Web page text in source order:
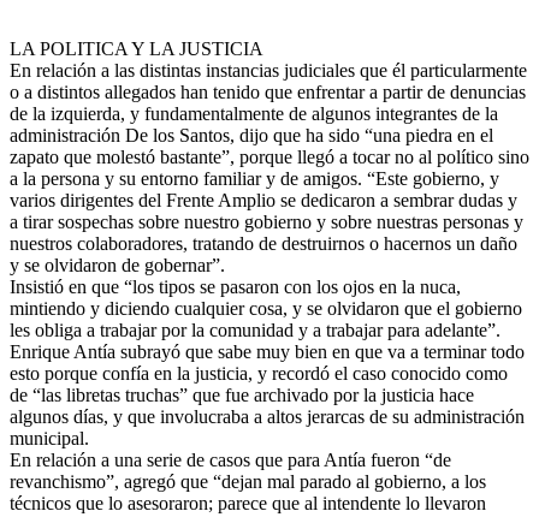
LA POLITICA Y LA JUSTICIA
En relación a las distintas instancias judiciales que él particularmente
o a distintos allegados han tenido que enfrentar a partir de denuncias
de la izquierda, y fundamentalmente de algunos integrantes de la
administración De los Santos, dijo que ha sido “una piedra en el
zapato que molestó bastante”, porque llegó a tocar no al político sino
a la persona y su entorno familiar y de amigos. “Este gobierno, y
varios dirigentes del Frente Amplio se dedicaron a sembrar dudas y
a tirar sospechas sobre nuestro gobierno y sobre nuestras personas y
nuestros colaboradores, tratando de destruirnos o hacernos un daño
y se olvidaron de gobernar”.
Insistió en que “los tipos se pasaron con los ojos en la nuca,
mintiendo y diciendo cualquier cosa, y se olvidaron que el gobierno
les obliga a trabajar por la comunidad y a trabajar para adelante”.
Enrique Antía subrayó que sabe muy bien en que va a terminar todo
esto porque confía en la justicia, y recordó el caso conocido como
de “las libretas truchas” que fue archivado por la justicia hace
algunos días, y que involucraba a altos jerarcas de su administración
municipal.
En relación a una serie de casos que para Antía fueron “de
revanchismo”, agregó que “dejan mal parado al gobierno, a los
técnicos que lo asesoraron; parece que al intendente lo llevaron